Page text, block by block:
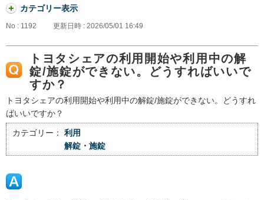
カテゴリー表示
No : 1192 更新日時 : 2026/05/01 16:49
トヨタシェアの利用開始や利用中の解
錠/施錠ができない。どうすればいいで
すか？
トヨタシェアの利用開始や利用中の解錠/施錠ができない。どうすれ
ばいいですか？
カテゴリー：
利用
解錠・施錠